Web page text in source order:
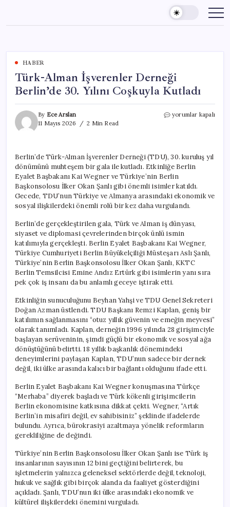
content
HABER
Türk-Alman İşverenler Derneği
Berlin’de 30. Yılını Coşkuyla Kutladı
By Ece Arslan
11 Mayıs 2026
2 Min Read
Türk-
30.
Yılını
Coşkuyla
Kutladı
için
yorumlar kapalı
Berlin’de Türk-Alman İşverenler Derneği (TDU), 30. kuruluş yıl
dönümünü muhteşem bir gala ile kutladı. Etkinliğe Berlin
Eyalet Başbakanı Kai Wegner ve Türkiye’nin Berlin
Başkonsolosu İlker Okan Şanlı gibi önemli isimler katıldı.
Gecede, TDU’nun Türkiye ve Almanya arasındaki ekonomik ve
sosyal ilişkilerdeki önemli rolü bir kez daha vurgulandı.
Berlin’de gerçekleştirilen gala, Türk ve Alman iş dünyası,
siyaset ve diplomasi çevrelerinden birçok ünlü ismin
katılımıyla gerçekleşti. Berlin Eyalet Başbakanı Kai Wegner,
Türkiye Cumhuriyeti Berlin Büyükelçiliği Müsteşarı Aslı Şanlı,
Türkiye’nin Berlin Başkonsolosu İlker Okan Şanlı, KKTC
Berlin Temsilcisi Emine Andız Ertürk gibi isimlerin yanı sıra
pek çok iş insanı da bu anlamlı geceye iştirak etti.
Etkinliğin sunuculuğunu Beyhan Yahşi ve TDU Genel Sekreteri
Doğan Azman üstlendi. TDU Başkanı Remzi Kaplan, geniş bir
katılımın sağlanmasını “otuz yıllık güvenin ve emeğin meyvesi”
olarak tanımladı. Kaplan, derneğin 1996 yılında 28 girişimciyle
başlayan serüveninin, şimdi güçlü bir ekonomik ve sosyal ağa
dönüştüğünü belirtti. 18 yıllık başkanlık dönemindeki
deneyimlerini paylaşan Kaplan, TDU’nun sadece bir dernek
değil, iki ülke arasında kalıcı bir bağlantı olduğunu ifade etti.
Berlin Eyalet Başbakanı Kai Wegner konuşmasına Türkçe
“Merhaba” diyerek başladı ve Türk kökenli girişimcilerin
Berlin ekonomisine katkısına dikkat çekti. Wegner, “Artık
Berlin’in misafiri değil, ev sahibisiniz” şeklinde ifadelerde
bulundu. Ayrıca, bürokrasiyi azaltmaya yönelik reformların
gerekliliğine de değindi.
Türkiye’nin Berlin Başkonsolosu İlker Okan Şanlı ise Türk iş
insanlarının sayısının 12 bini geçtiğini belirterek, bu
işletmelerin yalnızca geleneksel sektörlerde değil, teknoloji,
hukuk ve sağlık gibi birçok alanda da faaliyet gösterdiğini
açıkladı. Şanlı, TDU’nun iki ülke arasındaki ekonomik ve
kültürel ilişkilerdeki önemini vurguladı.